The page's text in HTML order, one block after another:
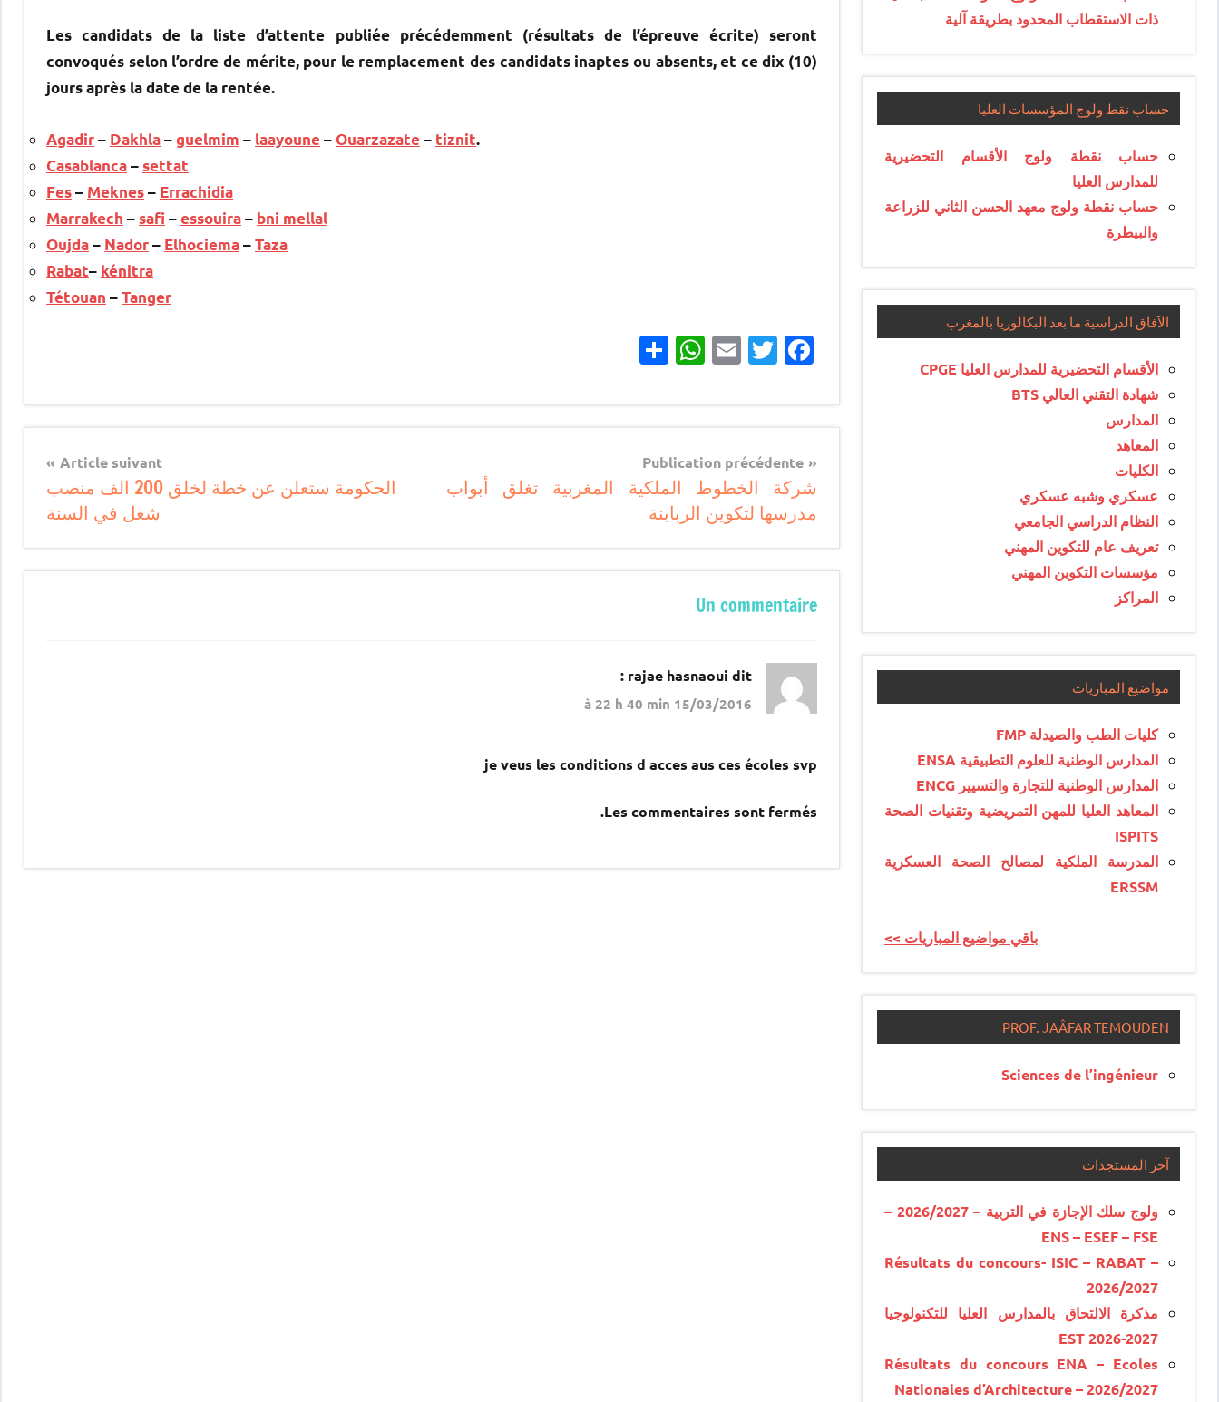
Les candidats de la liste d’attente publiée précédemment (résultats de l’épreuve écrite) seront
convoqués selon l’ordre de mérite, pour le remplacement des candidats inaptes ou absents, et ce dix (10)
jours après la date de la rentée.
Agadir– Dakhla–guelmim – laayoune– Ouarzazate– tiznit.
Casablanca–settat
Fes– Meknes– Errachidia
Marrakech –safi –essouira– bni mellal
Oujda– Nador– Elhociema–Taza
Rabat– kénitra
Tétouan –Tanger
Facebook
Twitter
Email
WhatsApp
مباريات
بالباك
وما
دونه
Navigation
de
l’article
Publication précédente
شركة الخطوط الملكية المغربية تغلق أبواب
مدرسها لتكوين الربابنة
Article suivant
الحكومة ستعلن عن خطة لخلق 200 الف منصب
شغل في السنة
Un commentaire
rajae hasnaoui dit :
15/03/2016 à 22 h 40 min
je veus les conditions d acces aus ces écoles svp
Les commentaires sont fermés.
ذات الاستقطاب المحدود بطريقة آلية
حساب نقط ولوج المؤسسات العليا
حساب نقطة ولوج الأقسام التحضيرية
للمدارس العليا
حساب نقطة ولوج معهد الحسن الثاني للزراعة
والبيطرة
الآفاق الدراسية ما بعد البكالوريا بالمغرب
الأقسام التحضيرية للمدارس العليا CPGE
شهادة التقني العالي BTS
المدارس
المعاهد
الكليات
عسكري وشبه عسكري
النظام الدراسي الجامعي
تعريف عام للتكوين المهني
مؤسسات التكوين المهني
المراكز
مواضيع المباريات
كليات الطب والصيدلة FMP
المدارس الوطنية للعلوم التطبيقية ENSA
المدارس الوطنية للتجارة والتسيير ENCG
المعاهد العليا للمهن التمريضية وتقنيات الصحة
ISPITS
المدرسة الملكية لمصالح الصحة العسكرية
ERSSM
<< باقي مواضيع المباريات
PROF. JAÂFAR TEMOUDEN
Sciences de l’ingénieur
آخر المستجدات
ولوج سلك الإجازة في التربية – 2026/2027 –
ENS – ESEF – FSE
Résultats du concours- ISIC – RABAT –
2026/2027
مذكرة الالتحاق بالمدارس العليا للتكنولوجيا
EST 2026-2027
Résultats du concours ENA – Ecoles
Nationales d’Architecture – 2026/2027